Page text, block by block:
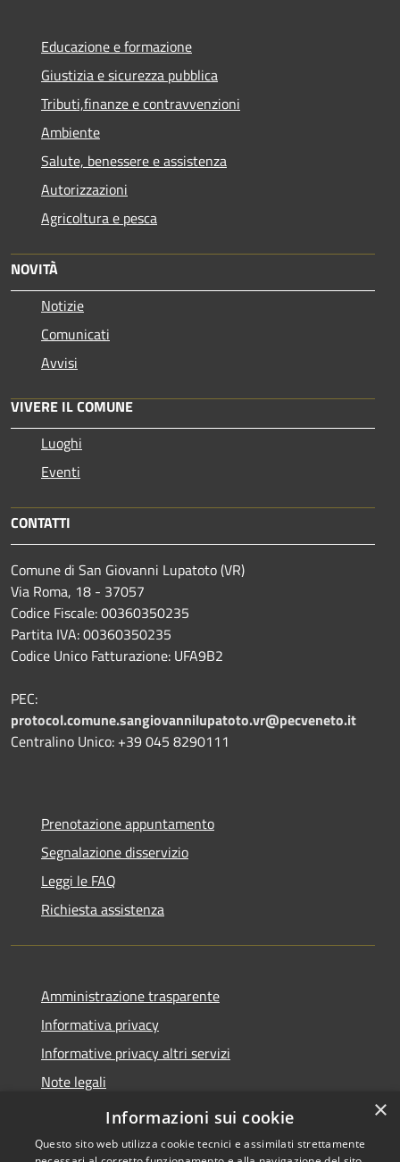
Educazione e formazione
Giustizia e sicurezza pubblica
Tributi,finanze e contravvenzioni
Ambiente
Salute, benessere e assistenza
Autorizzazioni
Agricoltura e pesca
NOVITÀ
Notizie
Comunicati
Avvisi
VIVERE IL COMUNE
Luoghi
Eventi
CONTATTI
Comune di San Giovanni Lupatoto (VR)
Via Roma, 18 - 37057
Codice Fiscale: 00360350235
Partita IVA: 00360350235
Codice Unico Fatturazione: UFA9B2
PEC:
protocol.comune.sangiovannilupatoto.vr@pecveneto.it
Centralino Unico: +39 045 8290111
Prenotazione appuntamento
Segnalazione disservizio
Leggi le FAQ
Richiesta assistenza
Amministrazione trasparente
Informativa privacy
Informative privacy altri servizi
Note legali
Dichiarazione di accessibilità
×
Informazioni sui cookie
Questo sito web utilizza cookie tecnici e assimilati strettamente